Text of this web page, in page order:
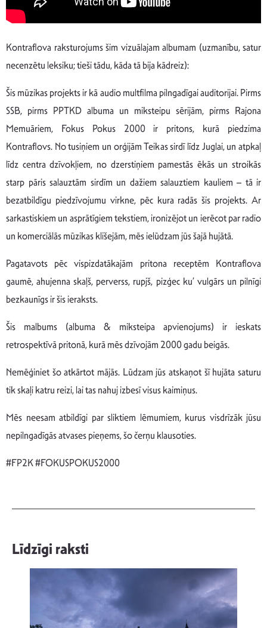
Kontraflova raksturojums šim vizuālajam albumam (uzmanību, satur
necenzētu leksiku; tieši tādu, kāda tā bija kādreiz):
Šis mūzikas projekts ir kā audio multfilma pilngadīgai auditorijai. Pirms
SSB, pirms PPTKD albuma un miksteipu sērijām, pirms Rajona
Memuāriem, Fokus Pokus 2000 ir pritons, kurā piedzima
Kontraflovs. No tusiņiem un orģijām Teikas sirdī līdz Juglai, un atpkaļ
līdz centra dzīvokļiem, no dzerstiņiem pamestās ēkās un stroikās
starp pāris salauztām sirdīm un dažiem salauztiem kauliem – tā ir
bezatbildīgu piedzīvojumu virkne, pēc kura radās šis projekts. Ar
sarkastiskiem un asprātīgiem tekstiem, ironizējot un ierēcot par radio
un komerciālās mūzikas klišejām, mēs ielūdzam jūs šajā hujātā.
Pagatavots pēc vispizdatākajām pritona receptēm Kontraflova
gaumē, ahujenna skaļš, perverss, rupjš, pizģec ku’ vulgārs un pilnīgi
bezkaunīgs ir šis ieraksts.
Šis malbums (albuma & miksteipa apvienojums) ir ieskats
retrospektīvā pritonā, kurā mēs dzīvojām 2000 gadu beigās.
Nemēģiniet šo atkārtot mājās. Lūdzam jūs atskaņot šī hujāta saturu
tik skaļi katru reizi, lai tas nahuj izbesī visus kaimiņus.
Mēs neesam atbildīgi par sliktiem lēmumiem, kurus visdrīzāk jūsu
nepilngadīgās atvases pieņems, šo čerņu klausoties.
#FP2K #FOKUSPOKUS2000
Līdzīgi raksti